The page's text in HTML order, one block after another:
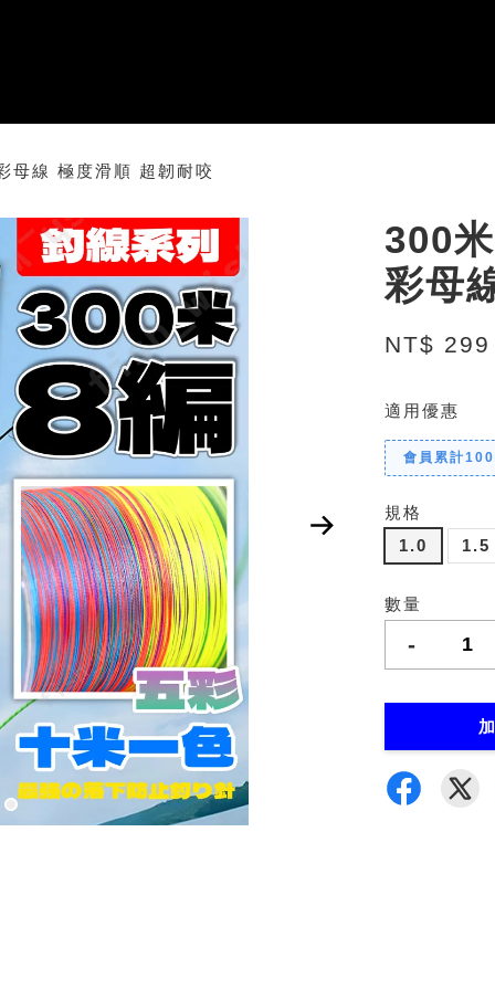
母線 極度滑順 超韌耐咬
300
彩母
NT$ 299
適用優惠
會員累計
規格
1.0
1.5
數量
-